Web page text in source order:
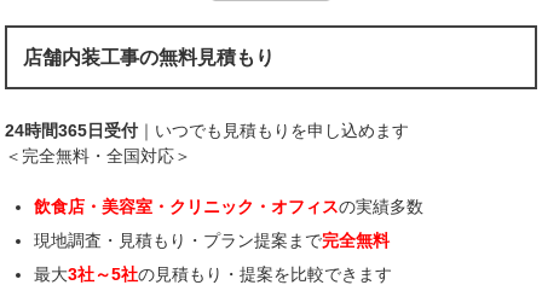
店舗内装工事の無料見積もり
24時間365日受付 ｜いつでも見積もりを申し込めます
＜完全無料・全国対応＞
飲食店・美容室・クリニック・オフィスの実績多数
現地調査・見積もり・プラン提案まで完全無料
最大3社～5社の見積もり・提案を比較できます